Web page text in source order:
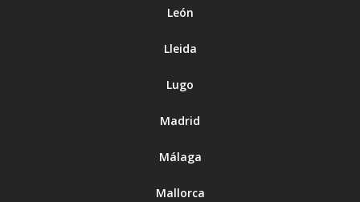
León
Lleida
Lugo
Madrid
Málaga
Mallorca